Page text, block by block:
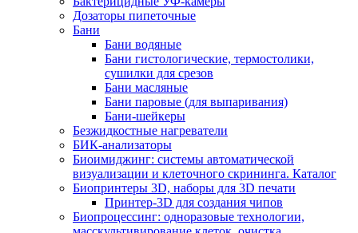
Дозаторы пипеточные
Бани
Бани водяные
Бани гистологические, термостолики,
сушилки для срезов
Бани масляные
Бани паровые (для выпаривания)
Бани-шейкеры
Безжидкостные нагреватели
БИК-анализаторы
Биоимиджинг: системы автоматической
визуализации и клеточного скрининга. Каталог
Биопринтеры 3D, наборы для 3D печати
Принтер-3D для создания чипов
Биопроцессинг: одноразовые технологии,